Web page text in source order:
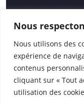
Nous
Nous utilisons des
expérience de
contenus
cliquant sur « Tout
utilisation des
Nouvelle
14 avenue
01 46 72 53 17 –